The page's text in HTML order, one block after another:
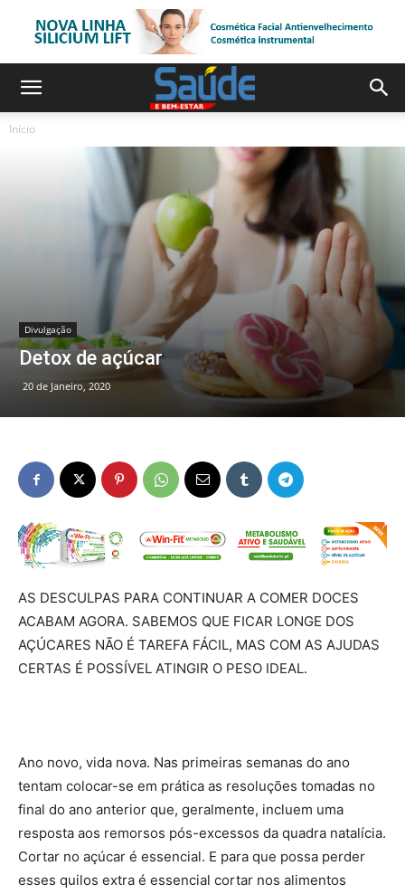
Início
Divulgação
Detox de açúcar
20 de Janeiro, 2020
AS DESCULPAS PARA CONTINUAR A COMER DOCES
ACABAM AGORA. SABEMOS QUE FICAR LONGE DOS
AÇÚCARES NÃO É TAREFA FÁCIL, MAS COM AS AJUDAS
CERTAS É POSSÍVEL ATINGIR O PESO IDEAL.
Ano novo, vida nova. Nas primeiras semanas do ano
tentam colocar-se em prática as resoluções tomadas no
final do ano anterior que, geralmente, incluem uma
resposta aos remorsos pós-excessos da quadra natalícia.
Cortar no açúcar é essencial. E para que possa perder
esses quilos extra é essencial cortar nos alimentos